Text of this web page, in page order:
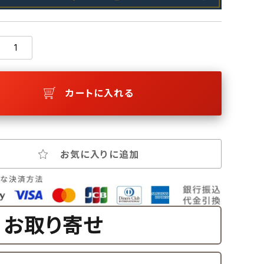
カートに入れる
お気に入りに追加
お取り寄せ